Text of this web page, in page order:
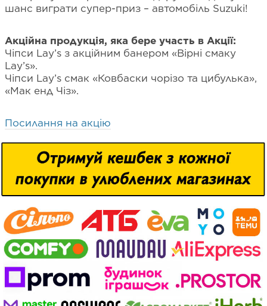
шанс виграти супер-приз – автомобіль Suzuki!
Акційна продукція, яка бере участь в Акції:
Чіпси Lay’s з акційним банером «Вірні смаку
Lay’s».
Чіпси Lay’s смак «Ковбаски чорізо та цибулька»,
«Мак енд Чіз».
Посилання на акцію